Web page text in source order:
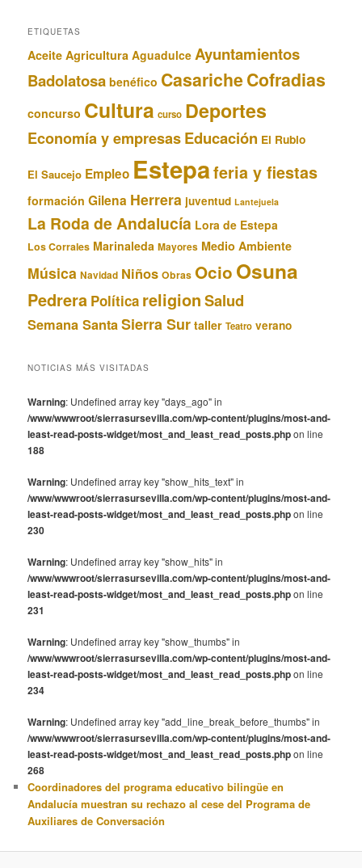
ETIQUETAS
Aceite Agricultura Aguadulce Ayuntamientos
Badolatosa benéfico CasaricheCofradias
concurso Cultura curso Deportes
Economía y empresasEducación El Rubio
El Saucejo Empleo Estepaferia y fiestas
formación Gilena Herrera juventud Lantejuela
La Roda de Andalucía Lora de Estepa
Los Corrales Marinaleda Mayores Medio Ambiente
Música Navidad Niños Obras Ocio Osuna
Pedrera Política religionSalud
Semana SantaSierra Sur taller Teatro verano
NOTICIAS MÁS VISITADAS
Warning: Undefined array key "days_ago" in
/www/wwwroot/sierrasursevilla.com/wp-content/plugins/most-and-
least-read-posts-widget/most_and_least_read_posts.phpon line
188
Warning: Undefined array key "show_hits_text" in
/www/wwwroot/sierrasursevilla.com/wp-content/plugins/most-and-
least-read-posts-widget/most_and_least_read_posts.phpon line
230
Warning: Undefined array key "show_hits" in
/www/wwwroot/sierrasursevilla.com/wp-content/plugins/most-and-
least-read-posts-widget/most_and_least_read_posts.phpon line
231
Warning: Undefined array key "show_thumbs" in
/www/wwwroot/sierrasursevilla.com/wp-content/plugins/most-and-
least-read-posts-widget/most_and_least_read_posts.phpon line
234
Warning: Undefined array key "add_line_break_before_thumbs" in
/www/wwwroot/sierrasursevilla.com/wp-content/plugins/most-and-
least-read-posts-widget/most_and_least_read_posts.phpon line
268
Coordinadores del programa educativo bilingüe en
Andalucía muestran su rechazo al cese del Programa de
Auxiliares de Conversación